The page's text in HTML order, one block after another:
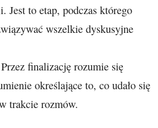
Jest to etap, podczas którego
wszelkie dyskusyjne
finalizację rozumie się
określające to, co udało się
trakcie rozmów.